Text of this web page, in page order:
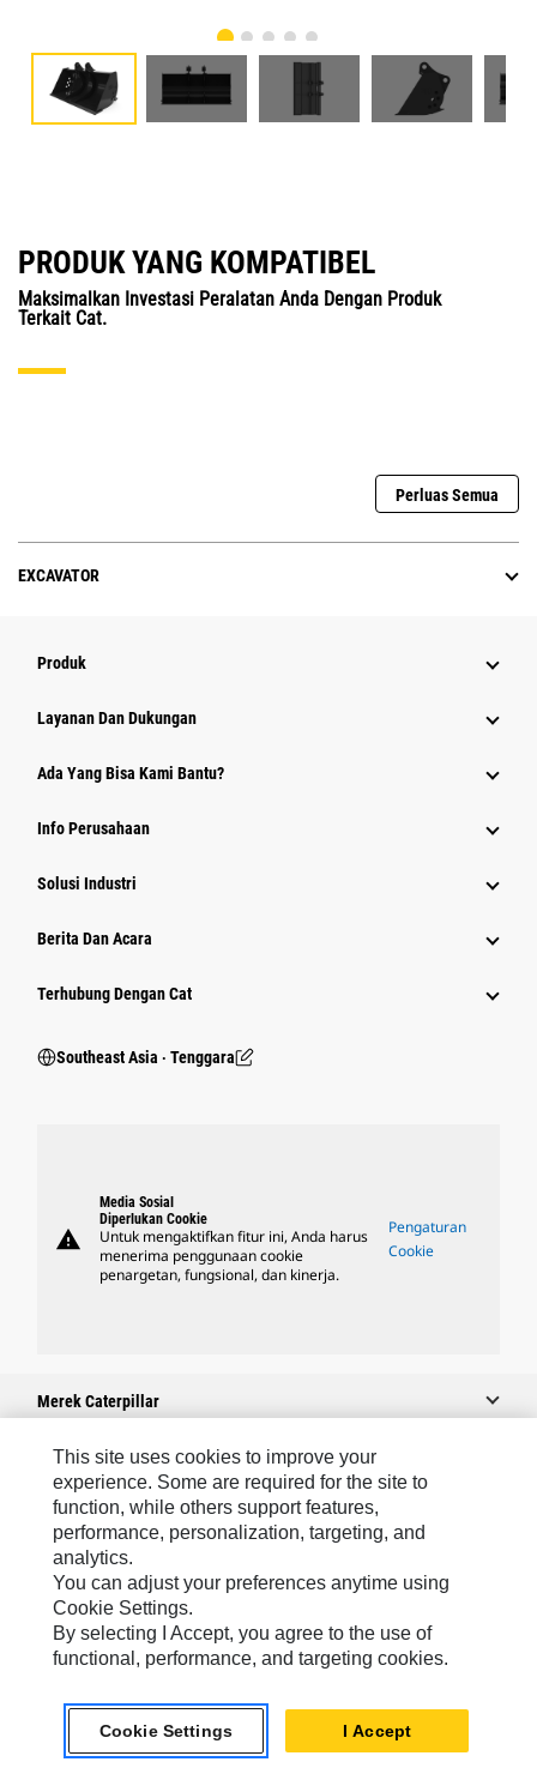
PRODUK YANG KOMPATIBEL
Maksimalkan Investasi Peralatan Anda Dengan Produk
Terkait Cat.
Perluas Semua
EXCAVATOR
Produk
Layanan Dan Dukungan
Ada Yang Bisa Kami Bantu?
Info Perusahaan
Solusi Industri
Berita Dan Acara
Terhubung Dengan Cat
Southeast Asia ‧ Tenggara
warning
Media Sosial
Diperlukan Cookie
Untuk mengaktifkan fitur ini, Anda harus
menerima penggunaan cookie
penargetan, fungsional, dan kinerja.
Pengaturan
Cookie
Merek Caterpillar
Caterpillar.com
Hubungi Caterpillar
Preferensi Pemasaran Saya
Peta Situs
Cookie Settings
This site uses cookies to improve your
experience. Some are required for the site to
function, while others support features,
performance, personalization, targeting, and
analytics.
You can adjust your preferences anytime using
Cookie Settings.
By selecting I Accept, you agree to the use of
functional, performance, and targeting cookies.
Cookie Settings I Accept